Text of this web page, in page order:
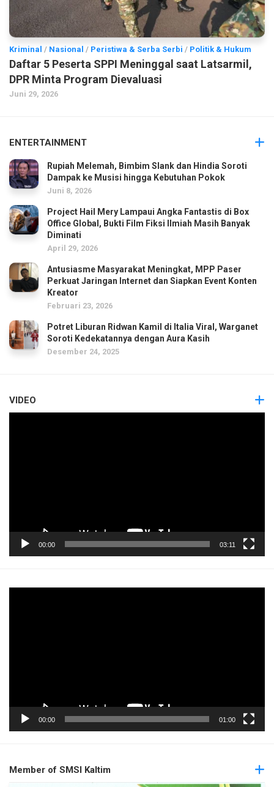
Kriminal / Nasional / Peristiwa & Serba Serbi / Politik & Hukum
Daftar 5 Peserta SPPI Meninggal saat Latsarmil,
DPR Minta Program Dievaluasi
Juni 29, 2026
ENTERTAINMENT
Rupiah Melemah, Bimbim Slank dan Hindia Soroti
Dampak ke Musisi hingga Kebutuhan Pokok
Juni 8, 2026
Project Hail Mery Lampaui Angka Fantastis di Box
Office Global, Bukti Film Fiksi Ilmiah Masih Banyak
Diminati
April 29, 2026
Antusiasme Masyarakat Meningkat, MPP Paser
Perkuat Jaringan Internet dan Siapkan Event Konten
Kreator
Februari 23, 2026
Potret Liburan Ridwan Kamil di Italia Viral, Warganet
Soroti Kedekatannya dengan Aura Kasih
Desember 24, 2025
VIDEO
00:00 03:11
00:00 01:00
Member of SMSI Kaltim